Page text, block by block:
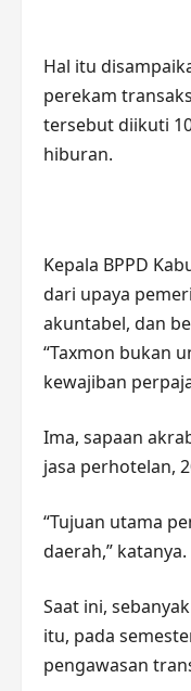
Hal itu
perekam
tersebut diikuti
hiburan.
Kepala BPPD
dari upaya
akuntabel, dan
“Taxmon bukan
kewajiban
Ima, sapaan
jasa perhotelan,
“Tujuan utama
daerah,” katanya.
Saat ini,
itu, pada
pengawasan